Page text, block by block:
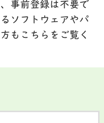
事前登録は不要で
ソフトウェアやパ
もこちらをご覧く